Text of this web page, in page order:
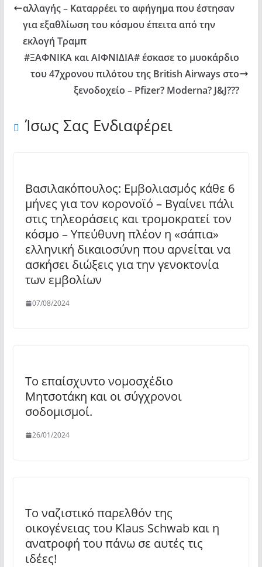
αλλαγής – Καταρρέει το αφήγημα που έστησαν
για εξαθλίωση του κόσμου έπειτα από την
εκλογή Τραμπ
#ΞΑΦΝΙΚΑ και ΑΙΦΝΙΔΙΑ# έσκασε το μυοκάρδιο
του 47χρονου πιλότου της British Airways στο
ξενοδοχείο – Pfizer? Moderna? J&J???
Ίσως Σας Ενδιαφέρει
Βασιλακόπουλος: Εμβολιασμός κάθε 6
μήνες για τον κορονοϊό – Βγαίνει πάλι
στις τηλεοράσεις και τρομοκρατεί τον
κόσμο – Υπεύθυνη πλέον η «σάπια»
ελληνική δικαιοσύνη που αρνείται να
ασκήσει διώξεις για την γενοκτονία
των εμβολίων
07/08/2024
Το επαίσχυντο νομοσχέδιο
Μητσοτάκη και οι σύγχρονοι
σοδομισμοί.
26/01/2024
Το ναζιστικό παρελθόν της
οικογένειας του Klaus Schwab και η
ανατροφή του πάνω σε αυτές τις
ιδέες!